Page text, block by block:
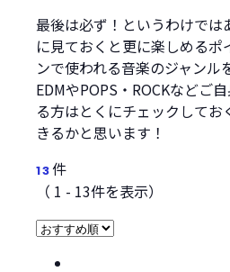
最後は必ず！というわけでは
に見ておくと更に楽しめるポ
ンで使われる音楽のジャンル
EDMやPOPS・ROCKなどご
る方はとくにチェックして
きるかと思います！
13件
（ 1 - 13件を表示）